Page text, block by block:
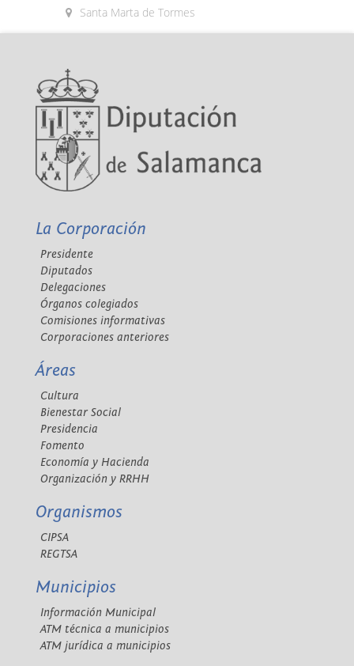
Santa Marta de Tormes
La Corporación
Presidente
Diputados
Delegaciones
Órganos colegiados
Comisiones informativas
Corporaciones anteriores
Áreas
Cultura
Bienestar Social
Presidencia
Fomento
Economía y Hacienda
Organización y RRHH
Organismos
CIPSA
REGTSA
Municipios
Información Municipal
ATM técnica a municipios
ATM jurídica a municipios